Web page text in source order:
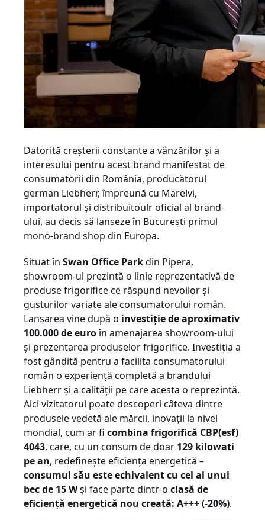
Datorită creșterii constante a vânzărilor și a
interesului pentru acest brand manifestat de
consumatorii din România, producătorul
german Liebherr, împreună cu Marelvi,
importatorul și distribuitoulr oficial al brand-
ului, au decis să lanseze în București primul
mono-brand shop din Europa.
Situat în Swan Office Parkdin Pipera,
showroom-ul prezintă o linie reprezentativă de
produse frigorifice ce răspund nevoilor și
gusturilor variate ale consumatorului român.
Lansarea vine după o investiție de aproximativ
100.000 de euroîn amenajarea showroom-ului
și prezentarea produselor frigorifice. Investiția a
fost gândită pentru a facilita consumatorului
român o experiență completă a brandului
Liebherr și a calității pe care acesta o reprezintă.
Aici vizitatorul poate descoperi câteva dintre
produsele vedetă ale mărcii, inovații la nivel
mondial, cum ar fi combina frigorifică CBP(esf)
4043, care, cu un consum de doar 129 kilowati
pe an, redefinește eficiența energetică –
consumul său este echivalent cu cel al unui
bec de 15 Wși face parte dintr-o clasă de
eficiență energetică nou creată: A+++ (-20%).